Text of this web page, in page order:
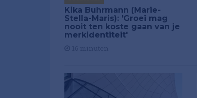
Kika Buhrmann (Marie-
Stella-Maris): 'Groei mag
nooit ten koste gaan van je
merkidentiteit'